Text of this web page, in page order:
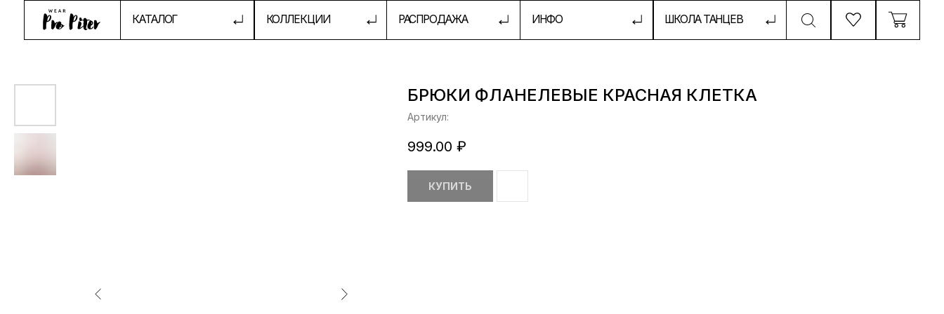
КАТАЛОГ ИНФО
РАСПРОДАЖА
КОЛЛЕКЦИИ ШКОЛА ТАНЦЕВ
БРЮКИ ФЛАНЕЛЕВЫЕ КРАСНАЯ КЛЕТКА
Артикул:
999.00 ₽
КУПИТЬ